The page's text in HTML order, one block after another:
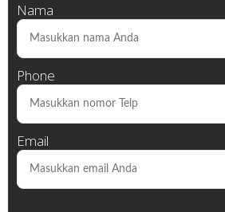
Nama
Phone
Email